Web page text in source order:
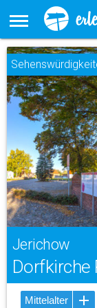
Jerichow
Dorfkirche
Mittelalter